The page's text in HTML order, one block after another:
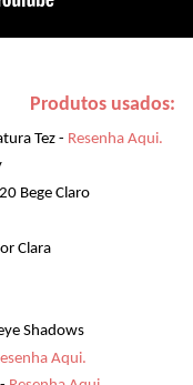
Produtos usados:
Tez - Resenha Aqui.
Bege Claro
Clara
Shadows
Aqui.